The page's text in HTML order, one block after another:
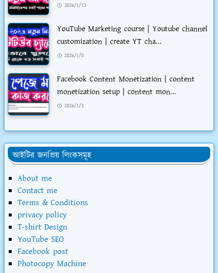
2026/1/13
YouTube Marketing course | Youtube channel
customization | create YT cha...
2026/1/8
Facebook Content Monetization | content
monetization setup | content mon...
2026/1/3
আইটির জনপ্রিয় লিংকসমূহ
About me
Contact me
Terms & Conditions
privacy policy
T-shirt Design
YouTube SEO
Facebook post
Photocopy Machine